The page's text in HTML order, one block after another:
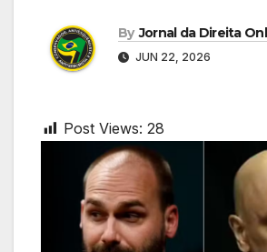
By Jornal da Direita
JUN 22, 2026
Post Views: 28